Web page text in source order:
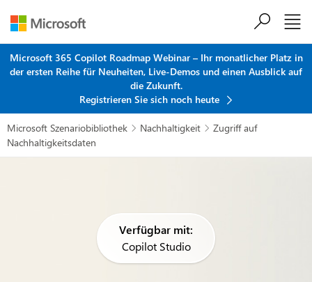
Microsoft 365 Copilot Roadmap Webinar – Ihr monatlicher Platz in
der ersten Reihe für Neuheiten, Live-Demos und einen Ausblick auf
die Zukunft.
Registrieren Sie sich noch heute
Microsoft Szenariobibliothek  Nachhaltigkeit  Zugriff auf
Nachhaltigkeitsdaten
Verfügbar mit:
Copilot Studio